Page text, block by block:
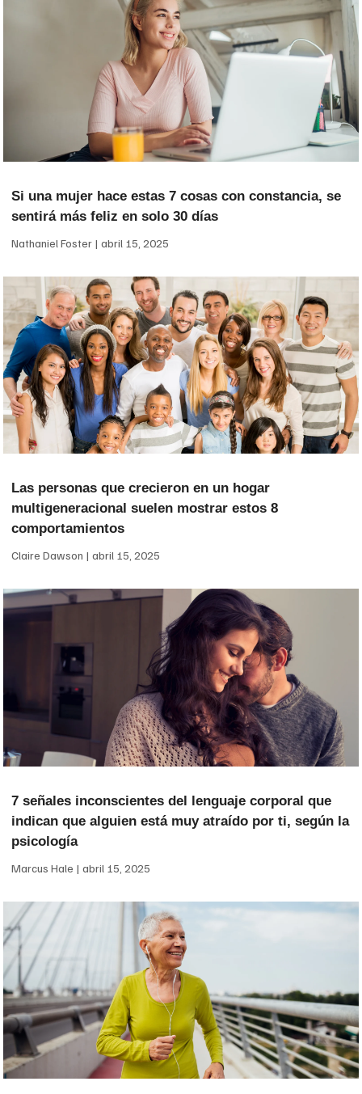
Si una mujer hace estas 7 cosas con constancia, se
sentirá más feliz en solo 30 días
Nathaniel Foster abril 15, 2025
Las personas que crecieron en un hogar
multigeneracional suelen mostrar estos 8
comportamientos
Claire Dawson abril 15, 2025
7 señales inconscientes del lenguaje corporal que
indican que alguien está muy atraído por ti, según la
psicología
Marcus Hale abril 15, 2025